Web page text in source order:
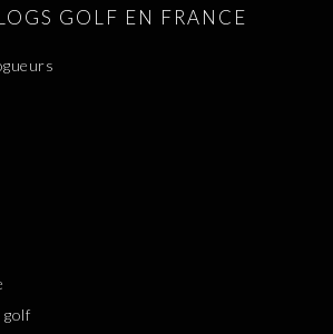
GOLF EN FRANCE
golf